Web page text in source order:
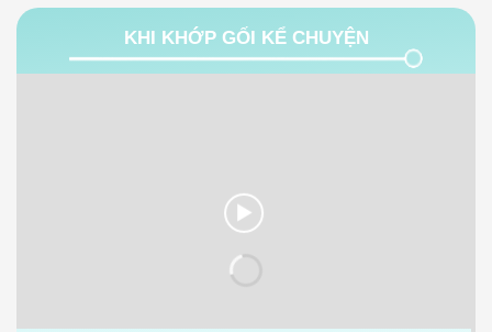
KHI KHỚP GỐI KỂ CHUYỆN